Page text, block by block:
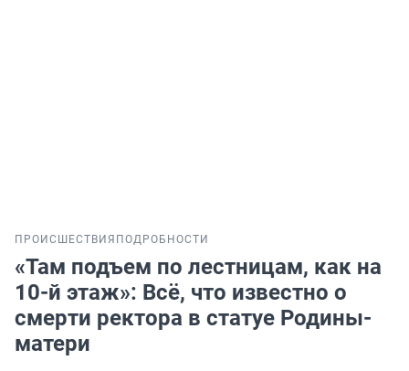
ПРОИСШЕСТВИЯ ПОДРОБНОСТИ
«Там подъем по лестницам, как на
10-й этаж»: Всё, что известно о
смерти ректора в статуе Родины-
матери